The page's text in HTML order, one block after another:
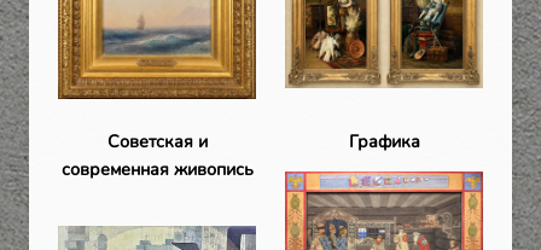
Советская и
современная живопись
Графика